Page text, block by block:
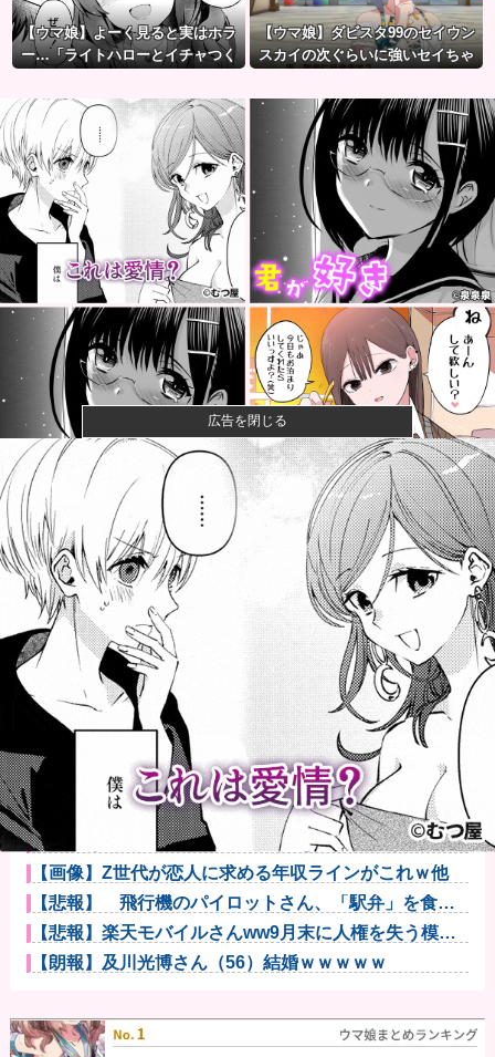
【ウマ娘】よーく見ると実はホラ
ー…「ライトハローとイチャつく
【ウマ娘】ダビスタ99のセイウン
スカイの次ぐらいに強いセイちゃ
【画像】閉店間際の回転ずし、ネタの量がバグってる
と話題にｗｗ...
【画像】ハンターハンターさん、ガチで最強の新能力
を登場させて...
女性「レイプされました」検事「嘘では？」女性「傷
ついたので訴...
【速報】ひろゆき、離婚へｗｗｗ
宇宙人はいる？いて座の方角から72秒間捉えた強い電
波、50年...
【悲報】クレヨンしんちゃんでエッッッしたいキャ
ラ、満場一致で...
「今日のお前らが言うな大賞？」とメディア関係者の
一般人への苦...
AHRA「DH導入が遅すぎる、たまにピッチャーが打っ
たからっ...
【画像】秋葉原で大量のメイド＆巫女たちが潮で水打
ちを実施ww...
【腹筋崩壊】見た瞬間吹いた画像を貼っていくスレｗ
ｗｗｗ他
【画像】Z世代が恋人に求める年収ラインがこれｗ他
【悲報】 飛行機のパイロットさん、「駅弁」を食べ
ていることが...
【悲報】楽天モバイルさんww9月末に人権を失う模様
wwwww
【朗報】及川光博さん（56）結婚ｗｗｗｗｗ
広告を閉じる